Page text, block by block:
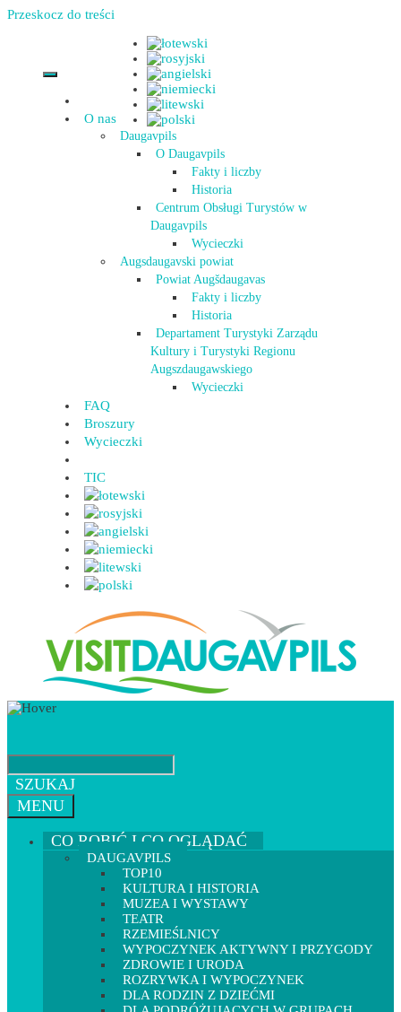
Przeskocz do treści
O nas
Daugavpils
O Daugavpils
Fakty i liczby
Historia
Centrum Obsługi Turystów w
Daugavpils
Wycieczki
Augsdaugavski powiat
Powiat Augšdaugavas
Fakty i liczby
Historia
Departament Turystyki Zarządu
Kultury i Turystyki Regionu
Augszdaugawskiego
Wycieczki
FAQ
Broszury
Wycieczki
TIC
SZUKAJ
MENU
CO ROBIĆ I CO OGLĄDAĆ
DAUGAVPILS
TOP10
KULTURA I HISTORIA
MUZEA I WYSTAWY
TEATR
RZEMIEŚLNICY
WYPOCZYNEK AKTYWNY I PRZYGODY
ZDROWIE I URODA
ROZRYWKA I WYPOCZYNEK
DLA RODZIN Z DZIEĆMI